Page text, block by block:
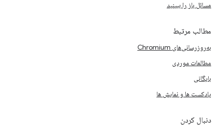
مسائل باز را ببینید
مطالب مرتبط
به‌روزرسانی‌های Chromium
مطالعات موردی
بایگانی
پادکست ها و نمایش ها
دنبال کردن